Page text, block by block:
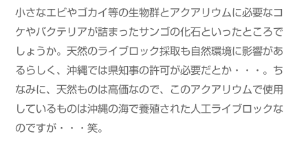
小さなエビやゴカイ等の生物群とアクアリウムに必要なコ
ケやバクテリアが詰まったサンゴの化石といったところで
しょうか。天然のライブロック採取も自然環境に影響があ
るらしく、沖縄では県知事の許可が必要だとか・・・。ち
なみに、天然ものは高価なので、このアクアリウムで使用
しているものは沖縄の海で養殖された人工ライブロックな
のですが・・・笑。